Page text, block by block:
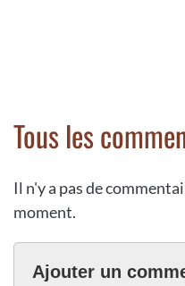
Tous les
Il n'y a pas de
moment.
Ajouter un